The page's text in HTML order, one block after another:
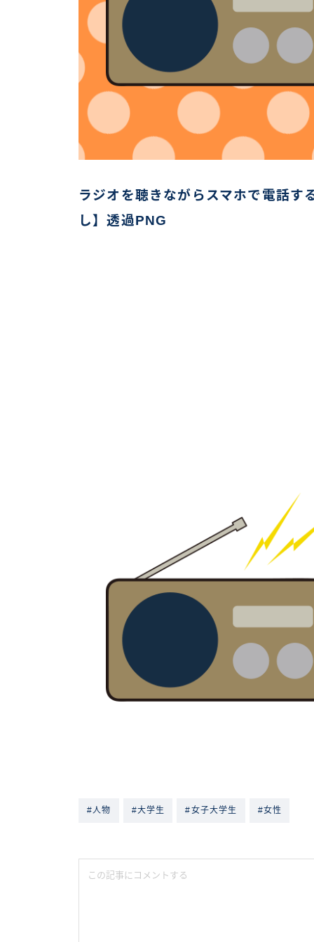
ラジオを聴きながらスマホで電話す
し】透過PNG
#人物 #大学生 #女子大学生 #女性